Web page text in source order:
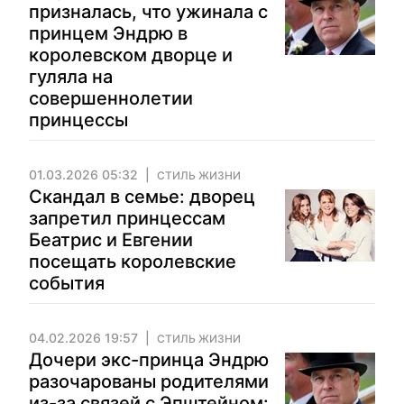
призналась, что ужинала с
принцем Эндрю в
королевском дворце и
гуляла на
совершеннолетии
принцессы
01.03.2026 05:32 СТИЛЬ ЖИЗНИ
Скандал в семье: дворец
запретил принцессам
Беатрис и Евгении
посещать королевские
события
04.02.2026 19:57 СТИЛЬ ЖИЗНИ
Дочери экс-принца Эндрю
разочарованы родителями